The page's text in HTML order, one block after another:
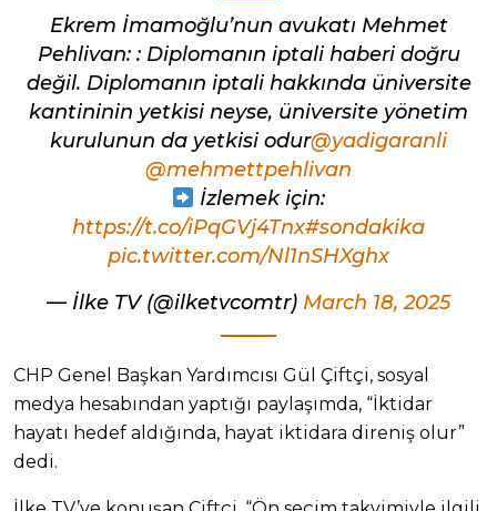
Ekrem İmamoğlu’nun avukatı Mehmet
Pehlivan: : Diplomanın iptali haberi doğru
değil. Diplomanın iptali hakkında üniversite
kantininin yetkisi neyse, üniversite yönetim
kurulunun da yetkisi odur@yadigaranli
@mehmettpehlivan
İzlemek için:
https://t.co/iPqGVj4Tnx#sondakika
pic.twitter.com/Nl1nSHXghx
— İlke TV (@ilketvcomtr) March 18, 2025
CHP Genel Başkan Yardımcısı Gül Çiftçi, sosyal
medya hesabından yaptığı paylaşımda, “İktidar
hayatı hedef aldığında, hayat iktidara direniş olur”
dedi.